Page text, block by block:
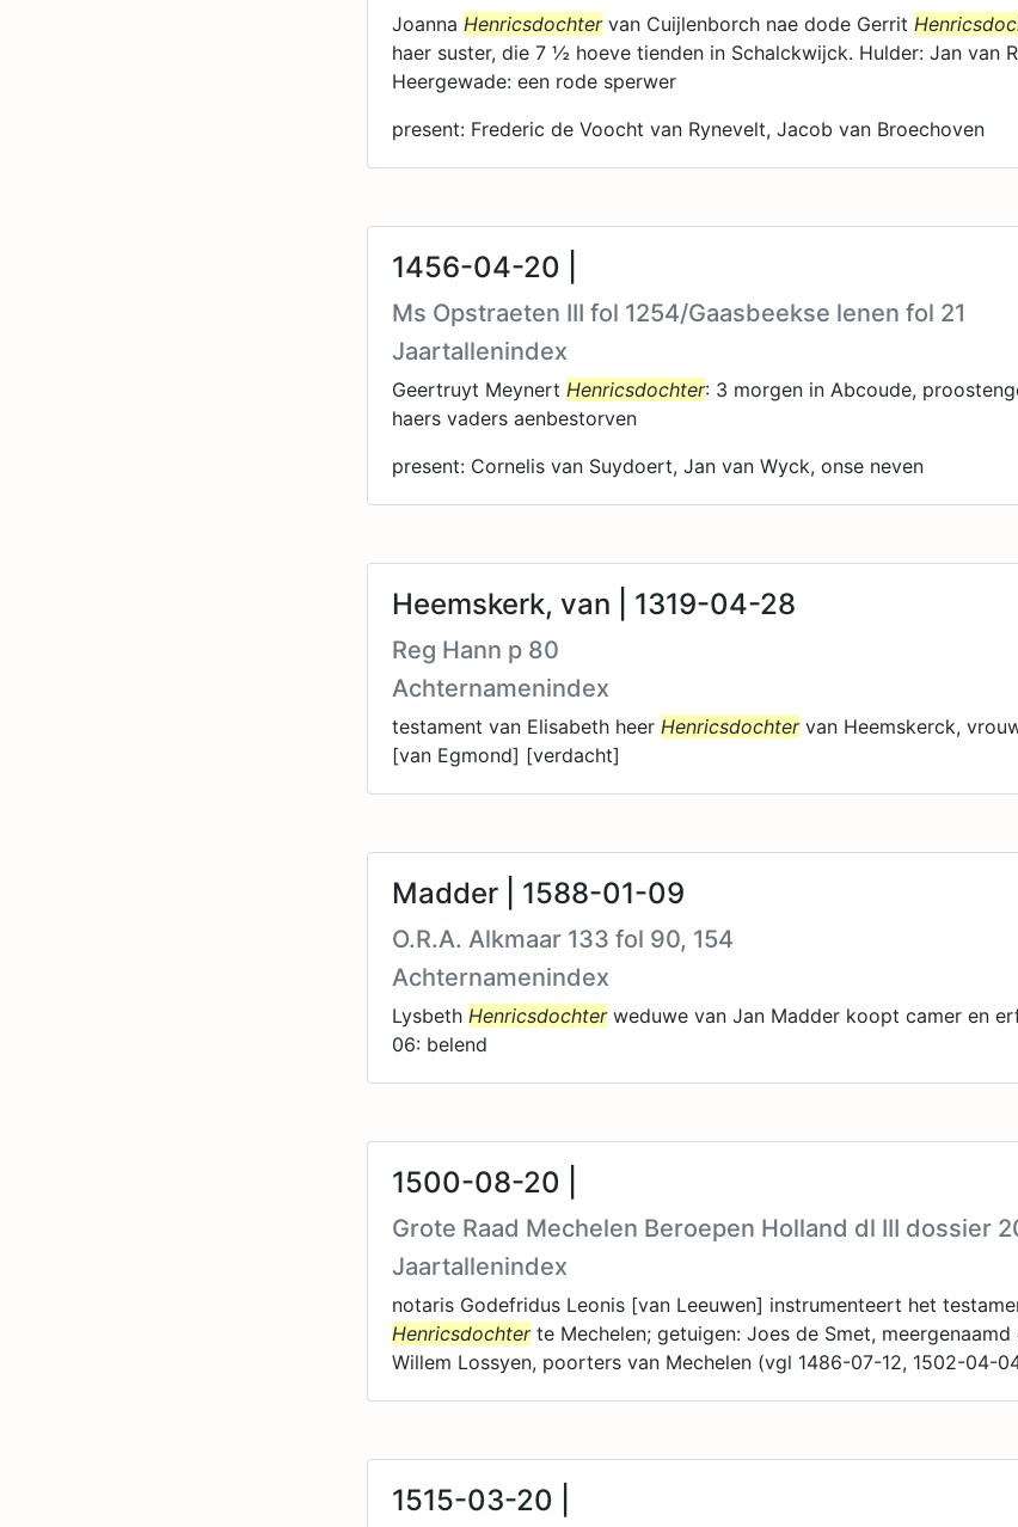
Joanna Henricsdochtervan Cuijlenborch nae dode Gerrit
haer suster, die 7 ½ hoeve tienden in Schalckwijck. Hulder: Jan van
Heergewade: een rode sperwer
present: Frederic de Voocht van Rynevelt, Jacob van Broechoven
1456-04-20 |
Ms Opstraeten III fol 1254/Gaasbeekse lenen fol 21
Jaartallenindex
Geertruyt Meynert Henricsdochter: 3 morgen in Abcoude,
haers vaders aenbestorven
present: Cornelis van Suydoert, Jan van Wyck, onse neven
Heemskerk, van | 1319-04-28
Reg Hann p 80
Achternamenindex
testament van Elisabeth heer Henricsdochtervan Heemskerck,
[van Egmond] [verdacht]
Madder | 1588-01-09
O.R.A. Alkmaar 133 fol 90, 154
Achternamenindex
Lysbeth Henricsdochterweduwe van Jan Madder koopt camer en
06: belend
1500-08-20 |
Grote Raad Mechelen Beroepen Holland dl III dossier
Jaartallenindex
notaris Godefridus Leonis [van Leeuwen] instrumenteert het
Henricsdochterte Mechelen; getuigen: Joes de Smet, meergenaamd
Willem Lossyen, poorters van Mechelen (vgl 1486-07-12, 1502-04-
1515-03-20 |